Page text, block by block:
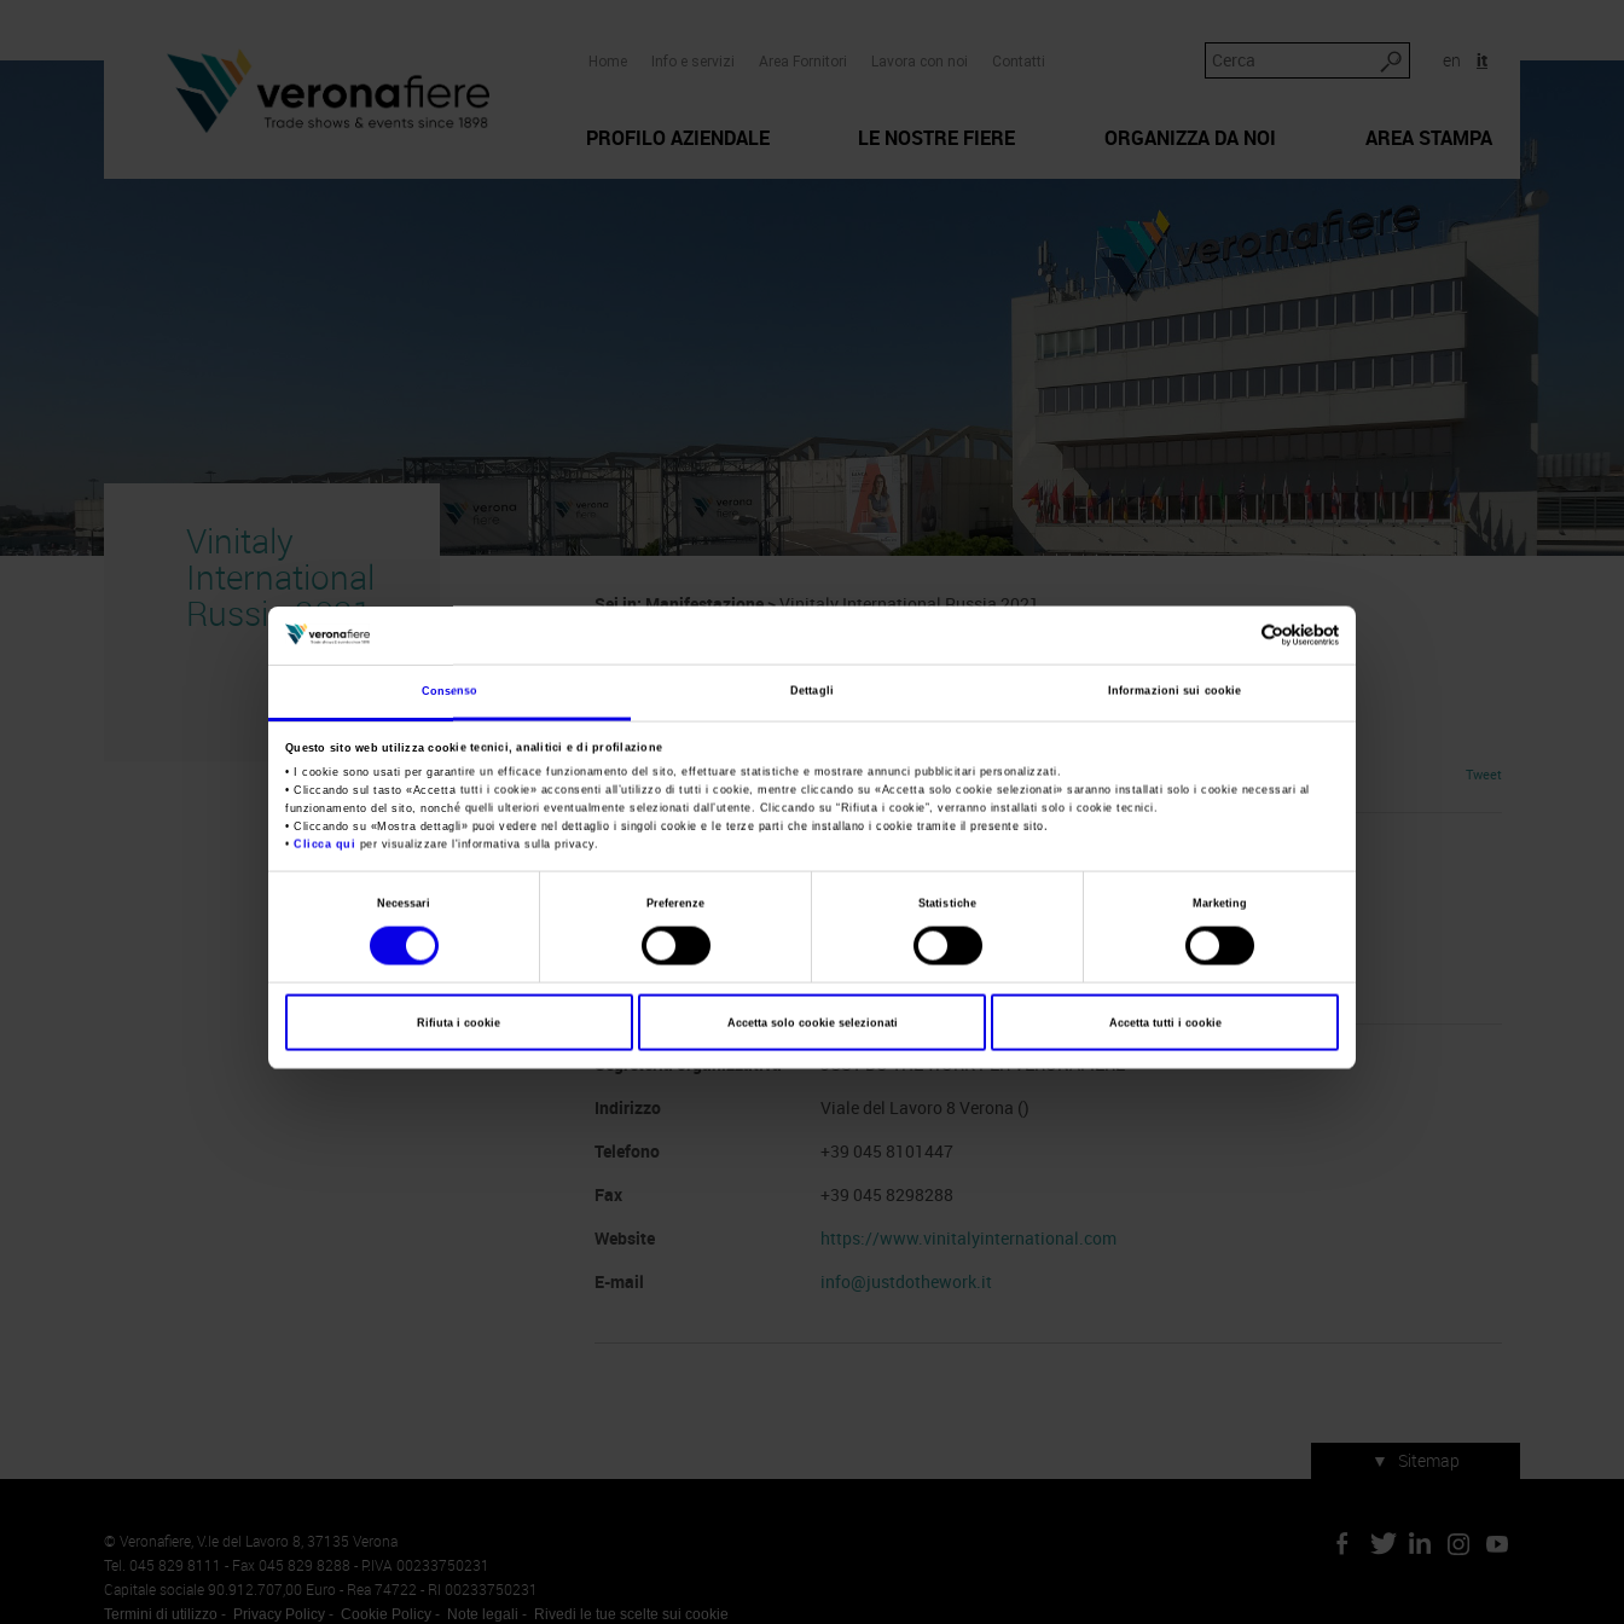
Consenso Dettagli Informazioni sui cookie
Questo sito web utilizza cookie tecnici, analitici e di profilazione
• I cookie sono usati per garantire un efficace funzionamento del sito, effettuare statistiche e mostrare annunci pubblicitari personalizzati.
• Cliccando sul tasto «Accetta tutti i cookie» acconsenti all’utilizzo di tutti i cookie, mentre cliccando su «Accetta solo cookie selezionati» saranno installati solo i cookie necessari al
funzionamento del sito, nonché quelli ulteriori eventualmente selezionati dall’utente. Cliccando su “Rifiuta i cookie”, verranno installati solo i cookie tecnici.
• Cliccando su «Mostra dettagli» puoi vedere nel dettaglio i singoli cookie e le terze parti che installano i cookie tramite il presente sito.
•Clicca qui per visualizzare l'informativa sulla privacy.
Necessari Preferenze Statistiche Marketing
Rifiuta i cookie Accetta solo cookie selezionati Accetta tutti i cookie
en it
Home Info e servizi Area Fornitori Lavora con noi Contatti
PROFILO AZIENDALE LE NOSTRE FIERE ORGANIZZA DA NOI AREA STAMPA
Vinitaly
International
Russia 2021
Sei in:Manifestazione>Vinitaly International Russia 2021
Vinitaly International Russia
Mosca
Tweet
Data
Frequenza
Website
https://www.vinitalyinternational.com
E-mail
russia@justdothework.it
Segreteria organizzativa
JUST DO THE WORK PER VERONAFIERE
Indirizzo
Viale del Lavoro 8 Verona ()
Telefono
+39 045 8101447
Fax
+39 045 8298288
Website
https://www.vinitalyinternational.com
E-mail
info@justdothework.it
▼ Sitemap
Memento Servizi di manifestazione
© Veronafiere, V.le del Lavoro 8, 37135 Verona
Tel. 045 829 8111 - Fax 045 829 8288 - P.IVA 00233750231
Capitale sociale 90.912.707,00 Euro - Rea 74722 - RI 00233750231
Termini di utilizzo Privacy Policy Cookie Policy Note legali Rivedi le tue scelte sui cookie